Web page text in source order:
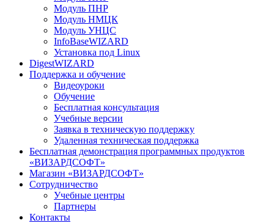
Модуль ПНР
Модуль НМЦК
Модуль УНЦС
InfoBaseWIZARD
Установка под Linux
DigestWIZARD
Поддержка и обучение
Видеоуроки
Обучение
Бесплатная консультация
Учебные версии
Заявка в техническую поддержку
Удаленная техническая поддержка
Бесплатная демонстрация программных продуктов
«ВИЗАРДСОФТ»
Магазин «ВИЗАРДСОФТ»
Сотрудничество
Учебные центры
Партнеры
Контакты